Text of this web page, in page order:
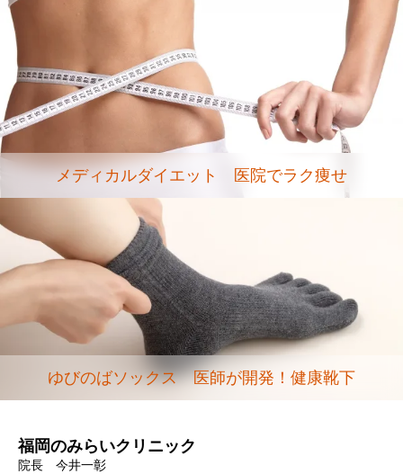
メディカルダイエット 医院でラク痩せ
ゆびのばソックス 医師が開発！健康靴下
福岡のみらいクリニック
院長 今井一彰
相田耳鼻科・内科で診療しています（不定
診察に当たって